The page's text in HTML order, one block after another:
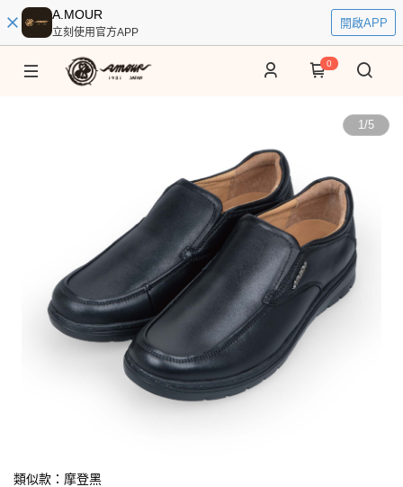
A.MOUR
立刻使用官方APP
開啟APP
0
1/5
類似款：摩登黑